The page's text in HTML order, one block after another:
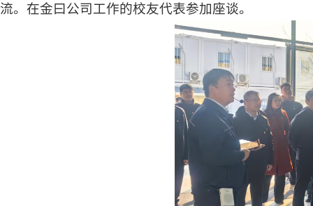
流。在金曰 公司 工作的校友代表参加座谈。